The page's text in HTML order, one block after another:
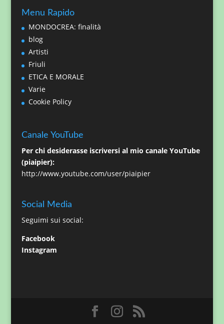
Menu Rapido
MONDOCREA: finalità
blog
Artisti
Friuli
ETICA E MORALE
Varie
Cookie Policy
Canale YouTube
Per chi desiderasse iscriversi al mio canale YouTube
(piaipier):
http://www.youtube.com/user/piaipier
Social Media
Seguimi sui social:
Facebook
Instagram